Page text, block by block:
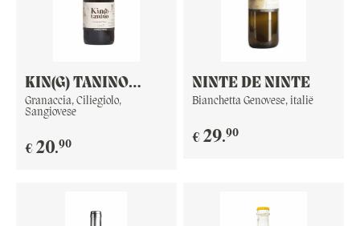
KIN(G) TANINO
ROSSO
Granaccia, Ciliegiolo,
Sangiovese
€ 20.90
NINTE DE NINTE
Bianchetta Genovese, italië
€ 29.90